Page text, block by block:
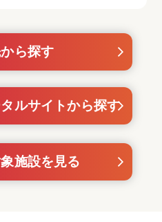
ら探す
ルサイトから探す
施設を見る